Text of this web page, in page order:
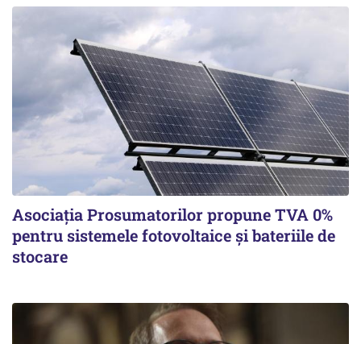
Asociația Prosumatorilor propune TVA 0%
pentru sistemele fotovoltaice și bateriile de
stocare